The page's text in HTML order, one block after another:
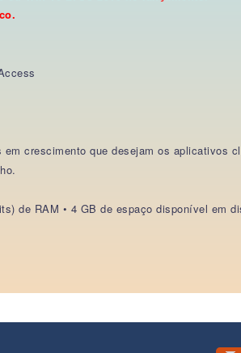
crescimento que desejam os aplicativos
de RAM • 4 GB de espaço disponível em